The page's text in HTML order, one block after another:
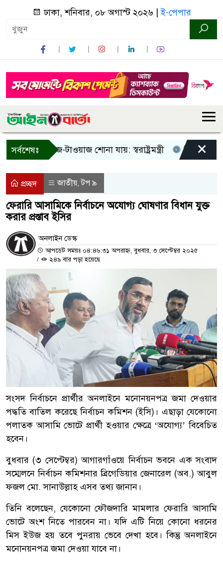
ঢাকা, শনিবার, ০৮ অগাস্ট ২০২৬ |ই-পেপার
সর্বশেষঃ
শুধু আওয়াজ-টাওয়াজ শোনা যায়: স্বরাষ্ট্রমন্ত্রী তিন দিনের
×
প্রচ্ছদ জাতীয়,টপ ৯
ফেরারি আসামিকে নির্বাচনে অযোগ্য ঘোষণার বিধান যুক্ত
করার প্রস্তাব ইসির
অনলাইন ডেস্ক
আপডেট সময়ঃ ০৪:৪৬:৩১ অপরাহ্ন, বুধবার, ৩ সেপ্টেম্বর ২০২৫
/
২৪৯ বার পড়া হয়েছে
সংসদ নির্বাচনে প্রার্থীর অনলাইনে মনোনয়নপত্র জমা দেওয়ার
পদ্ধতি বাতিল করেছে নির্বাচন কমিশন (ইসি)। এছাড়া যেকোনো
পলাতক আসামি ভোটে প্রার্থী হওয়ার ক্ষেত্রে ‘অযোগ্য’ বিবেচিত
হবেন।
বুধবার (৩ সেপ্টেম্বর) আগারগাঁওয়ে নির্বাচন ভবনে এক সংবাদ
সম্মেলনে নির্বাচন কমিশনার ব্রিগেডিয়ার জেনারেল (অব.) আবুল
ফজল মো. সানাউল্লাহ এসব তথ্য জানান।
তিনি বলেছেন, যেকোনো ফৌজদারি মামলার ফেরারি আসামি
ভোটে অংশ নিতে পারবেন না। যদি এটি নিয়ে কোনো ধরনের
মিস ইউজ হয় তবে পুনরায় ভেবে দেখা হবে। কিন্তু অনলাইনে
মনোনয়নপত্র জমা দেওয়া যাবে না।